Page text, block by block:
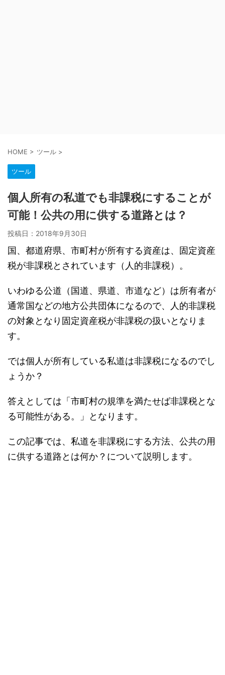
HOME > ツール >
ツール
個人所有の私道でも非課税にすることが
可能！公共の用に供する道路とは？
投稿日： 2018年9月30日
国、都道府県、市町村が所有する資産は、固定資産
税が非課税とされています（人的非課税）。
いわゆる公道（国道、県道、市道など）は所有者が
通常国などの地方公共団体になるので、人的非課税
の対象となり固定資産税が非課税の扱いとなりま
す。
では個人が所有している私道は非課税になるのでし
ょうか？
答えとしては「市町村の規準を満たせば非課税とな
る可能性がある。」となります。
この記事では、私道を非課税にする方法、公共の用
に供する道路とは何か？について説明します。